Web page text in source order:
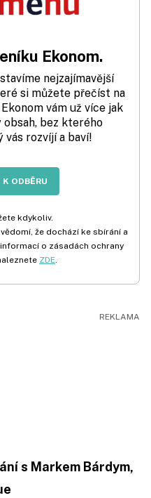
Ekonom.
nejzajímavější
si můžete přečíst na
vám už více jak
bez kterého
rozvíjí a baví!
ODBĚRU
kdykoliv.
že dochází ke sbírání a
o zásadách ochrany
ZDE.
s Markem Bárdym,